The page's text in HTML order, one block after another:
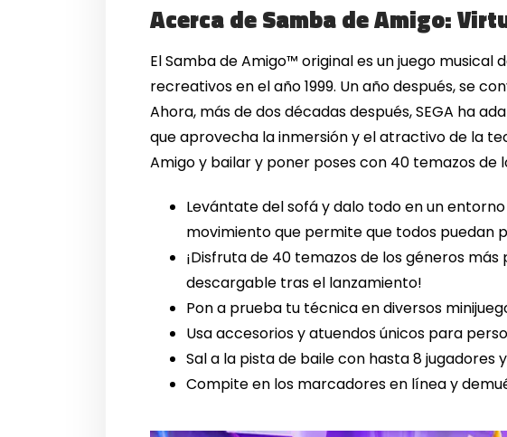
Acerca de Samba de Amigo:
El Samba de Amigo™ original es un juego musical
recreativos en el año 1999. Un año después, se
Ahora, más de dos décadas después, SEGA ha
que aprovecha la inmersión y el atractivo de la
Amigo y bailar y poner poses con 40 temazos
Levántate del sofá y dalo todo en un
movimiento que permite que todos puedan
¡Disfruta de 40 temazos de los géneros
descargable tras el lanzamiento!
Pon a prueba tu técnica en diversos
Usa accesorios y atuendos únicos para
Sal a la pista de baile con hasta 8 jugadores
Compite en los marcadores en línea y